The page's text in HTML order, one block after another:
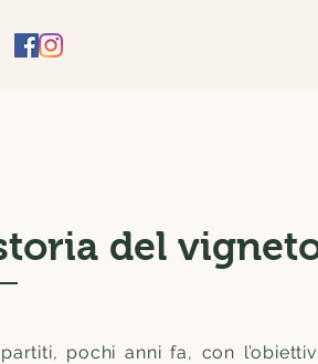
del
pochi anni fa, con